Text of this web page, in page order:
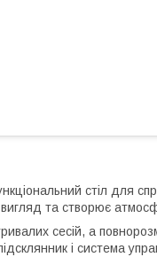
стіл для
та створює
сесій, а
і система